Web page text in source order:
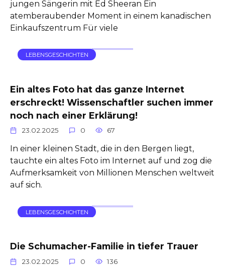
jungen Sängerin mit Ed Sheeran Ein
atemberaubender Moment in einem kanadischen
Einkaufszentrum Für viele
LEBENSGESCHICHTEN
Ein altes Foto hat das ganze Internet
erschreckt! Wissenschaftler suchen immer
noch nach einer Erklärung!
23.02.2025 0 67
In einer kleinen Stadt, die in den Bergen liegt,
tauchte ein altes Foto im Internet auf und zog die
Aufmerksamkeit von Millionen Menschen weltweit
auf sich.
LEBENSGESCHICHTEN
Die Schumacher-Familie in tiefer Trauer
23.02.2025 0 136